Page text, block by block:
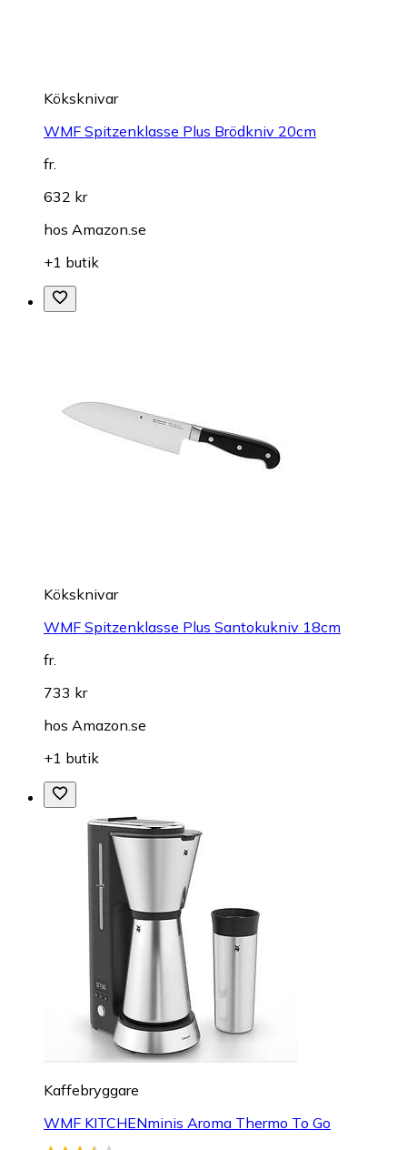
Köksknivar
WMF Spitzenklasse Plus Brödkniv 20cm
fr.
632 kr
hos Amazon.se
+1 butik
Köksknivar
WMF Spitzenklasse Plus Santokukniv 18cm
fr.
733 kr
hos Amazon.se
+1 butik
Kaffebryggare
WMF KITCHENminis Aroma Thermo To Go